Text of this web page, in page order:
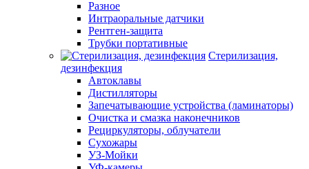
Разное
Интраоральные датчики
Рентген-защита
Трубки портативные
Стерилизация,
дезинфекция
Автоклавы
Дистилляторы
Запечатывающие устройства (ламинаторы)
Очистка и смазка наконечников
Рециркуляторы, облучатели
Сухожары
УЗ-Мойки